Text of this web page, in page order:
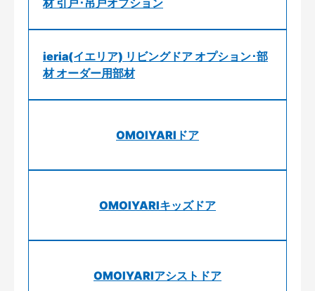
材 引戸･吊戸オプション
ieria(イエリア) リビングドア オプション･部
材 オーダー用部材
OMOIYARIドア
OMOIYARIキッズドア
OMOIYARIアシストドア